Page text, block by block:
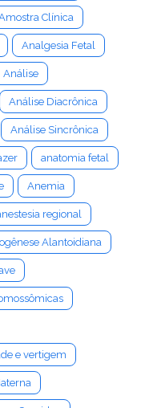
Clínica
Analgesia Fetal
Análise
Análise Diacrônica
Análise Sincrônica
anatomia fetal
Anemia
regional
Alantoidiana
e vertigem